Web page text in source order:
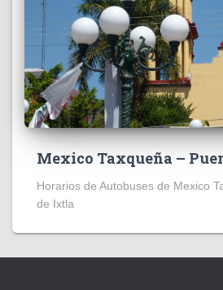
Mexico Taxqueña –
Horarios de Autobuses de Mexico
de Ixtla